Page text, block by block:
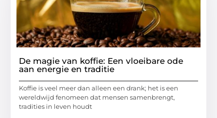
De magie van koffie: Een vloeibare ode
aan energie en traditie
Koffie is veel meer dan alleen een drank; het is een
wereldwijd fenomeen dat mensen samenbrengt,
tradities in leven houdt